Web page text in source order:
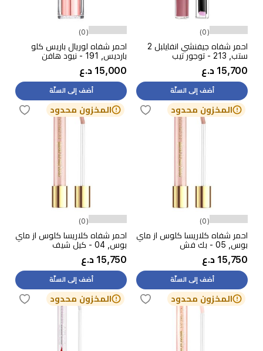
(0)
احمر شفاه جيفنشي انفايلبل 2
ستب, 213 - توجور تيب
15,700 د.ع
أضف إلى السلّة
(0)
احمر شفاه لوريال باريس كلو
بارديس, 191 - نيود هافن
15,000 د.ع
أضف إلى السلّة
المخزون محدود
(0)
احمر شفاه كلاريسا كلوس از ماي
بوس, 05 - بك فش
15,750 د.ع
أضف إلى السلّة
المخزون محدود
(0)
احمر شفاه كلاريسا كلوس از ماي
بوس, 04 - كيل شيف
15,750 د.ع
أضف إلى السلّة
المخزون محدود المخزون محدود